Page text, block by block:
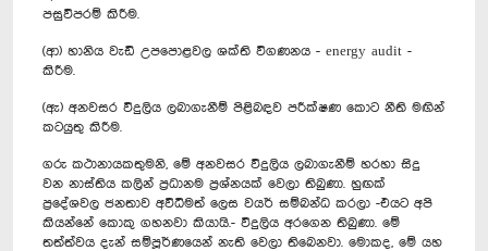
පසුවිපරම් කිරීම.
(ආ) හානිය වැඩි උපපොළවල ශක්ති විගණනය - energy audit -
කිරීම.
‍(ඇ) අනවසර විදුලිය ලබාගැනීම් පිළිබඳව පරීක්ෂණ කොට නීති මඟින්
කටයුතු කිරීම.
ගරු කථානායකතුමනි, මේ අනවසර විදුලිය ලබාගැනීම් හරහා සිදු
වන නාස්තිය කලින් ප්‍රධානම ප්‍රශ්නයක් වෙලා තිබුණා. හුඟක්
‍ප්‍රදේශවල ජනතාව අවිධිමත් ලෙස වයර් සම්බන්ධ කරලා -එයට අපි
කියන්නේ කොකු ගහනවා කියායි.- විදුලිය අරගෙන තිබුණා. මේ
තත්ත්වය දැන් සම්පූර්ණයෙන් නැති වෙලා තිබෙනවා. මොකද, මේ යහ